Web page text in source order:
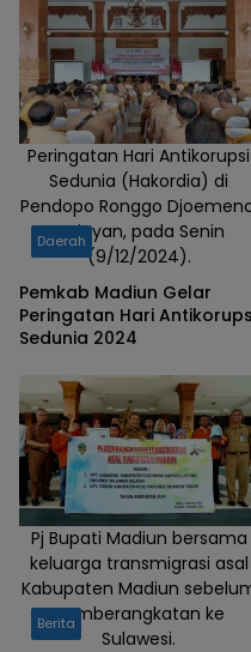
Peringatan Hari Antikorupsi
Sedunia (Hakordia) di
Pendopo Ronggo
Mejayan, pada Senin
(9/12/2024).
Daerah
Pemkab Madiun Gelar
Peringatan Hari
Sedunia 2024
Pj Bupati Madiun bersama
keluarga transmigrasi asal
Kabupaten Madiun
pemberangkatan ke
Sulawesi.
Berita